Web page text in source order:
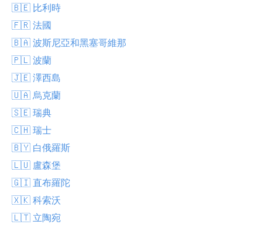
🇧🇪 比利時
🇫🇷 法國
🇧🇦 波斯尼亞和黑塞哥維那
🇵🇱 波蘭
🇯🇪 澤西島
🇺🇦 烏克蘭
🇸🇪 瑞典
🇨🇭 瑞士
🇧🇾 白俄羅斯
🇱🇺 盧森堡
🇬🇮 直布羅陀
🇽🇰 科索沃
🇱🇹 立陶宛